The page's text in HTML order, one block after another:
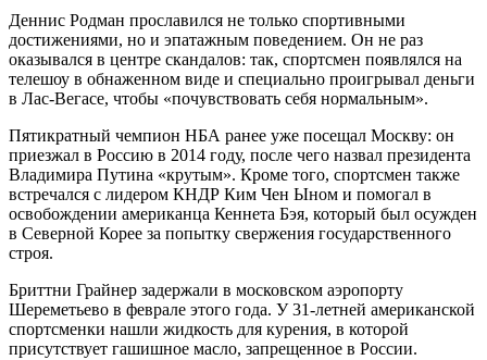
Деннис Родман прославился не только спортивными
достижениями, но и эпатажным поведением. Он не раз
оказывался в центре скандалов: так, спортсмен появлялся на
телешоу в обнаженном виде и специально проигрывал деньги
в Лас-Вегасе, чтобы «почувствовать себя нормальным».
Пятикратный чемпион НБА ранее уже посещал Москву: он
приезжал в Россию в 2014 году, после чего назвал президента
Владимира Путина «крутым». Кроме того, спортсмен также
встречался с лидером КНДР Ким Чен Ыном и помогал в
освобождении американца Кеннета Бэя, который был осужден
в Северной Корее за попытку свержения государственного
строя.
Бриттни Грайнер задержали в московском аэропорту
Шереметьево в феврале этого года. У 31-летней американской
спортсменки нашли жидкость для курения, в которой
присутствует гашишное масло, запрещенное в России.